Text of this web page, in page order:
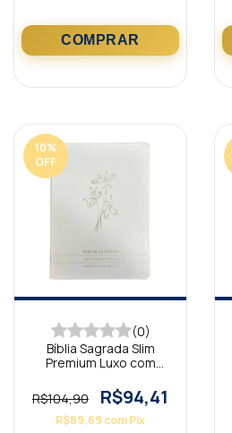
10%
OFF
(0)
Bíblia Sagrada Slim
Premium Luxo com
de Flores Branca
R$104,90 R$94,41
R$89,69 comPix